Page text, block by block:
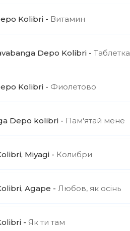
Kolibri Витамин
Depo Kolibri Таблетка
Kolibri Фиолетово
Depo kolibri Пам'ятай мене
Miyagi Колибри
Agape Любов, як осінь
Як ти там